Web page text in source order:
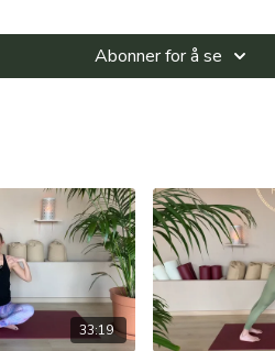
Abonner for å se
33:19